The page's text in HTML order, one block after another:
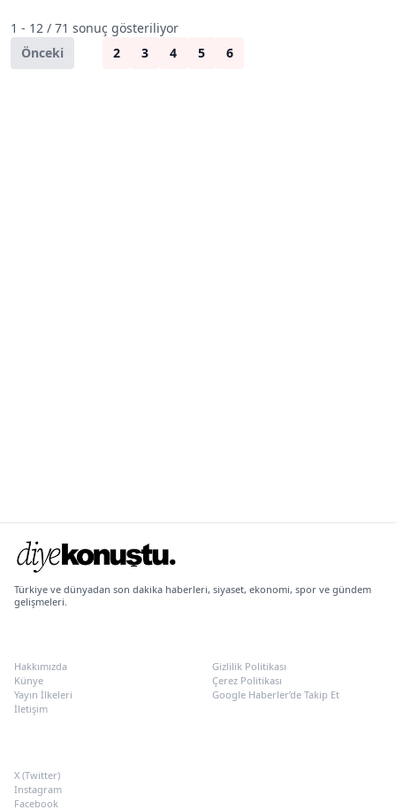
1 - 12 / 71 sonuç gösteriliyor
Önceki
2 3 4 5 6
Türkiye ve dünyadan son dakika haberleri, siyaset, ekonomi, spor ve gündem
gelişmeleri.
Hakkımızda
Künye
Yayın İlkeleri
İletişim
Gizlilik Politikası
Çerez Politikası
Google Haberler’de Takip Et
X (Twitter)
Instagram
Facebook